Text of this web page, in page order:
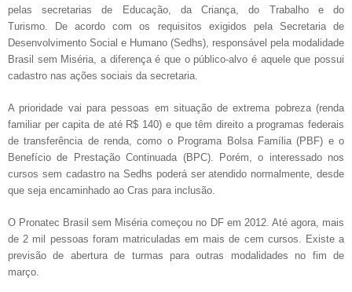
pelas secretarias de Educação, da Criança, do Trabalho e do
Turismo. De acordo com os requisitos exigidos pela Secretaria de
Desenvolvimento Social e Humano (Sedhs), responsável pela modalidade
Brasil sem Miséria, a diferença é que o público-alvo é aquele que possui
cadastro nas ações sociais da secretaria.
A prioridade vai para pessoas em situação de extrema pobreza (renda
familiar per capita de até R$ 140) e que têm direito a programas federais
de transferência de renda, como o Programa Bolsa Família (PBF) e o
Benefício de Prestação Continuada (BPC). Porém, o interessado nos
cursos sem cadastro na Sedhs poderá ser atendido normalmente, desde
que seja encaminhado ao Cras para inclusão.
O Pronatec Brasil sem Miséria começou no DF em 2012. Até agora, mais
de 2 mil pessoas foram matriculadas em mais de cem cursos. Existe a
previsão de abertura de turmas para outras modalidades no fim de
março.